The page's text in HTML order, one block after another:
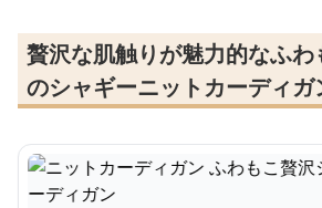
贅沢な肌触りが魅力的なふ
のシャギーニットカーディガ